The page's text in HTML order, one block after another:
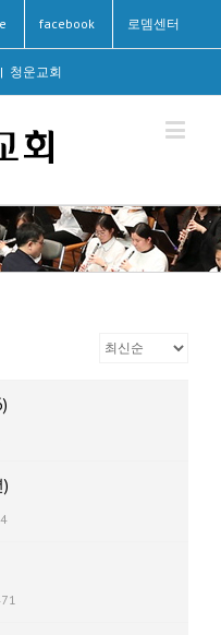
facebook 로뎀센터
| 청운교회